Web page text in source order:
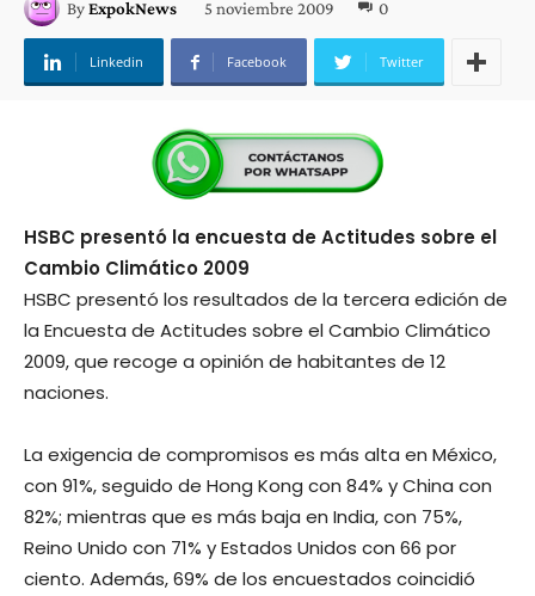
ByExpokNews 5 noviembre 2009 0
Linkedin Facebook Twitter
HSBC presentó la encuesta de Actitudes sobre el
Cambio Climático 2009
HSBC presentó los resultados de la tercera edición de
la Encuesta de Actitudes sobre el Cambio Climático
2009, que recoge a opinión de habitantes de 12
naciones.
La exigencia de compromisos es más alta en México,
con 91%, seguido de Hong Kong con 84% y China con
82%; mientras que es más baja en India, con 75%,
Reino Unido con 71% y Estados Unidos con 66 por
ciento. Además, 69% de los encuestados coincidió